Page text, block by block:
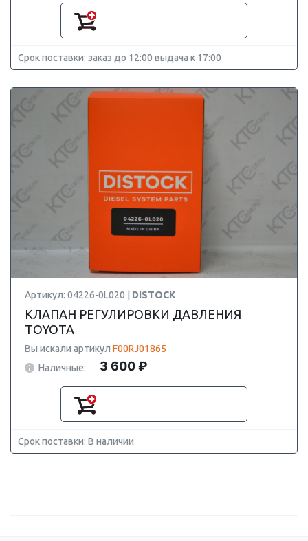
Срок поставки: заказ до 12:00 выдача к 17:00
Артикул: 04226-0L020 | DISTOCK
КЛАПАН РЕГУЛИРОВКИ ДАВЛЕНИЯ
TOYOTA
Вы искали артикул F00RJ01865
Наличные:
3 600 ₽
Срок поставки: В наличии